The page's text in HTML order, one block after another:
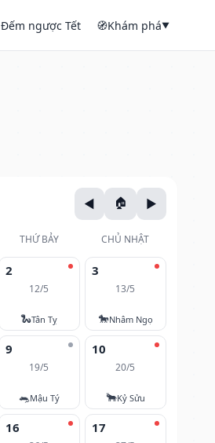
Đếm ngược Tết 🧭Khám phá▼
THỨ BẢY CHỦ NHẬT
2
12/5
🐍Tân Tỵ
3
13/5
🐎Nhâm Ngọ
9
19/5
🐀Mậu Tý
10
20/5
🐂Kỷ Sửu
16 17